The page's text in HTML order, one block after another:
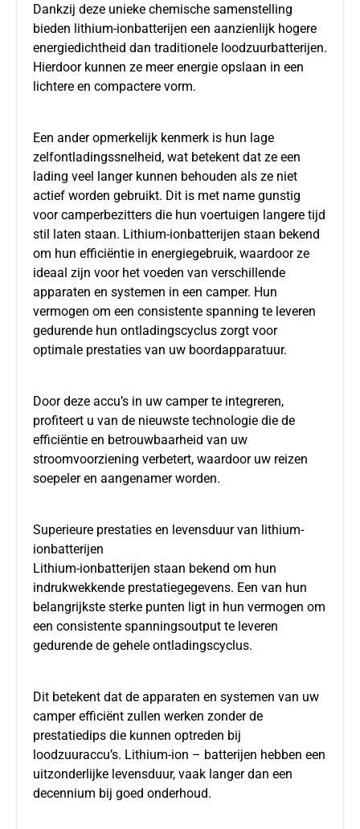
Dankzij deze unieke chemische samenstelling
bieden lithium-ionbatterijen een aanzienlijk hogere
energiedichtheid dan traditionele loodzuurbatterijen.
Hierdoor kunnen ze meer energie opslaan in een
lichtere en compactere vorm.
Een ander opmerkelijk kenmerk is hun lage
zelfontladingssnelheid, wat betekent dat ze een
lading veel langer kunnen behouden als ze niet
actief worden gebruikt. Dit is met name gunstig
voor camperbezitters die hun voertuigen langere tijd
stil laten staan. Lithium-ionbatterijen staan bekend
om hun efficiëntie in energiegebruik, waardoor ze
ideaal zijn voor het voeden van verschillende
apparaten en systemen in een camper. Hun
vermogen om een consistente spanning te leveren
gedurende hun ontladingscyclus zorgt voor
optimale prestaties van uw boordapparatuur.
Door deze accu’s in uw camper te integreren,
profiteert u van de nieuwste technologie die de
efficiëntie en betrouwbaarheid van uw
stroomvoorziening verbetert, waardoor uw reizen
soepeler en aangenamer worden.
Superieure prestaties en levensduur van lithium-
ionbatterijen
Lithium-ionbatterijen staan bekend om hun
indrukwekkende prestatiegegevens. Een van hun
belangrijkste sterke punten ligt in hun vermogen om
een consistente spanningsoutput te leveren
gedurende de gehele ontladingscyclus.
Dit betekent dat de apparaten en systemen van uw
camper efficiënt zullen werken zonder de
prestatiedips die kunnen optreden bij
loodzuuraccu’s. Lithium-ion – batterijen hebben een
uitzonderlijke levensduur, vaak langer dan een
decennium bij goed onderhoud.